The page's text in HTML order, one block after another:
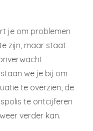
je om problemen
zijn, maar staat
we je bij om
te overzien, de
te ontcijferen
verder kan.